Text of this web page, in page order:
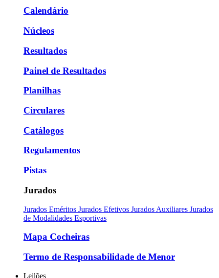
Calendário
Núcleos
Resultados
Painel de Resultados
Planilhas
Circulares
Catálogos
Regulamentos
Pistas
Jurados
Jurados Eméritos Jurados Efetivos Jurados Auxiliares Jurados
de Modalidades Esportivas
Mapa Cocheiras
Termo de Responsabilidade de Menor
Leilões